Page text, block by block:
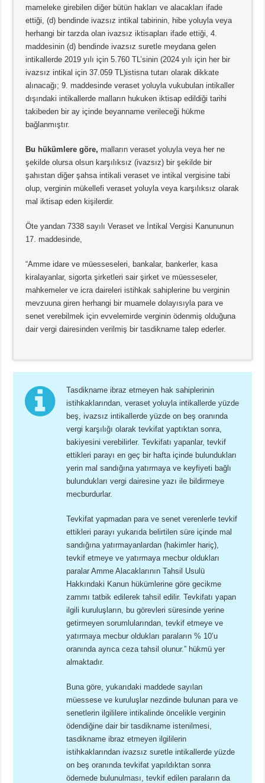
mameleke girebilen diğer bütün hakları ve alacakları ifade
ettiği, (d) bendinde ivazsız intikal tabirinin, hibe yoluyla veya
herhangi bir tarzda olan ivazsız iktisapları ifade ettiği, 4.
maddesinin (d) bendinde ivazsız suretle meydana gelen
intikallerde 2019 yılı için 5.760 TL’sinin (2024 yılı için her bir
ivazsız intikal için 37.059 TL)istisna tutarı olarak dikkate
alınacağı; 9. maddesinde veraset yoluyla vukubulan intikaller
dışındaki intikallerde malların hukuken iktisap edildiği tarihi
takibeden bir ay içinde beyanname verileceği hükme
bağlanmıştır.
Bu hükümlere göre, malların veraset yoluyla veya her ne
şekilde olursa olsun karşılıksız (ivazsız) bir şekilde bir
şahıstan diğer şahsa intikali veraset ve intikal vergisine tabi
olup, verginin mükellefi veraset yoluyla veya karşılıksız olarak
mal iktisap eden kişilerdir.
Öte yandan 7338 sayılı Veraset ve İntikal Vergisi Kanununun
17. maddesinde,
“Amme idare ve müesseseleri, bankalar, bankerler, kasa
kiralayanlar, sigorta şirketleri sair şirket ve müesseseler,
mahkemeler ve icra daireleri istihkak sahiplerine bu verginin
mevzuuna giren herhangi bir muamele dolayısıyla para ve
senet verebilmek için evvelemirde verginin ödenmiş olduğuna
dair vergi dairesinden verilmiş bir tasdikname talep ederler.
Tasdikname ibraz etmeyen hak sahiplerinin
istihkaklarından, veraset yoluyla intikallerde yüzde
beş, ivazsız intikallerde yüzde on beş oranında
vergi karşılığı olarak tevkifat yaptıktan sonra,
bakiyesini verebilirler. Tevkifatı yapanlar, tevkif
ettikleri parayı en geç bir hafta içinde bulundukları
yerin mal sandığına yatırmaya ve keyfiyeti bağlı
bulundukları vergi dairesine yazı ile bildirmeye
mecburdurlar.
Tevkifat yapmadan para ve senet verenlerle tevkif
ettikleri parayı yukarıda belirtilen süre içinde mal
sandığına yatırmayanlardan (hakimler hariç),
tevkif etmeye ve yatırmaya mecbur oldukları
paralar Amme Alacaklarının Tahsil Usulü
Hakkındaki Kanun hükümlerine göre gecikme
zammı tatbik edilerek tahsil edilir. Tevkifatı yapan
ilgili kuruluşların, bu görevleri süresinde yerine
getirmeyen sorumlularından, tevkif etmeye ve
yatırmaya mecbur oldukları paraların % 10’u
oranında ayrıca ceza tahsil olunur.” hükmü yer
almaktadır.
Buna göre, yukarıdaki maddede sayılan
müessese ve kuruluşlar nezdinde bulunan para ve
senetlerin ilgililere intikalinde öncelikle verginin
ödendiğine dair bir tasdikname istenilmesi,
tasdikname ibraz etmeyen ilgililerin
istihkaklarından ivazsız suretle intikallerde yüzde
on beş oranında tevkifat yapıldıktan sonra
ödemede bulunulması, tevkif edilen paraların da